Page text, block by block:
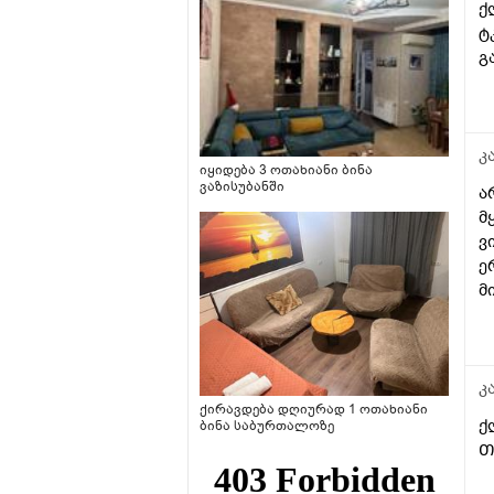
იყიდება 3 ოთახიანი ბინა
ვაზისუბანში
ქირავდება დღიურად 1 ოთახიანი
ბინა საბურთალოზე